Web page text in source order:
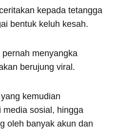
kepada tetangga
bentuk keluh kesah.
menyangka
berujung viral.
kemudian
media sosial, hingga
oleh banyak akun dan